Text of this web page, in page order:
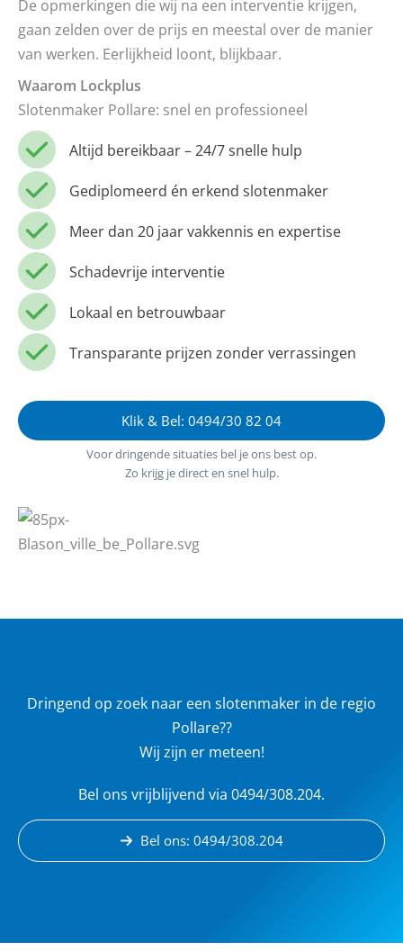
De opmerkingen die wij na een interventie krijgen,
gaan zelden over de prijs en meestal over de manier
van werken. Eerlijkheid loont, blijkbaar.
Waarom Lockplus
Slotenmaker Pollare: snel en professioneel
Altijd bereikbaar – 24/7 snelle hulp
Gediplomeerd én erkend slotenmaker
Meer dan 20 jaar vakkennis en expertise
Schadevrije interventie
Lokaal en betrouwbaar
Transparante prijzen zonder verrassingen
Klik & Bel: 0494/30 82 04
Voor dringende situaties bel je ons best op.
Zo krijg je direct en snel hulp.
Dringend op zoek naar een slotenmaker in de regio
Pollare??
Wij zijn er meteen!
Bel ons vrijblijvend via 0494/308.204.
Bel ons: 0494/308.204